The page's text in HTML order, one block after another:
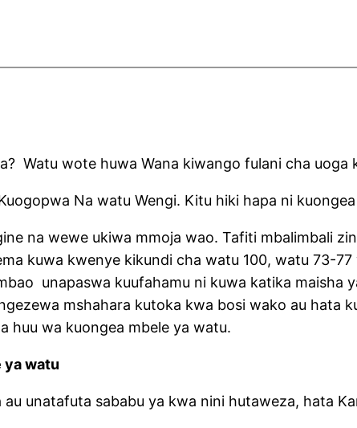
Watu wote huwa Wana kiwango fulani cha
Na watu Wengi. Kitu hiki hapa ni
na wewe ukiwa mmoja wao. Tafiti mbalimbali
kuwa kwenye kikundi cha watu 100, watu 73-
unapaswa kuufahamu ni kuwa katika maisha
mshahara kutoka kwa bosi wako au hata
huu wa kuongea mbele ya watu.
ya watu
unatafuta sababu ya kwa nini hutaweza, hata